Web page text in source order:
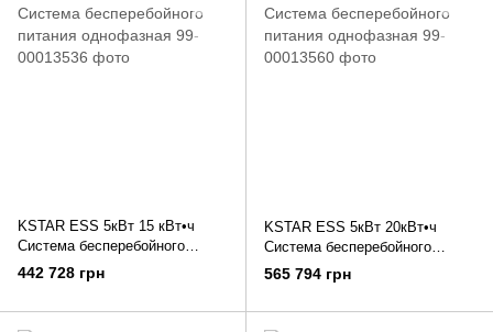
KSTAR ESS 5кВт 15 кВт•ч
Система бесперебойного
питания однофазная
442 728 грн
KSTAR ESS 5кВт 20кВт•ч
Система бесперебойного
питания однофазная
565 794 грн